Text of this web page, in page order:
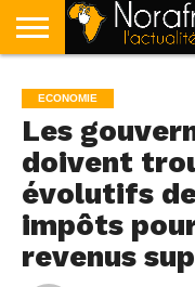
POLITIQUE
SOCIÉTÉ
ECONOMIE
SPORT
LIFESTYLE
ECONOMIE
Les
doivent
évolutifs
impôts
revenus